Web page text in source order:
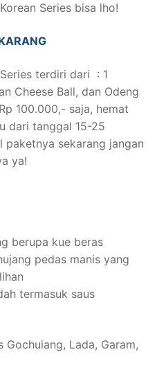
Series bisa lho!
terdiri dari : 1
Cheese Ball, dan Odeng
100.000,- saja, hemat
dari tanggal 15-25
paketnya sekarang jangan
ya!
berupa kue beras
pedas manis yang
termasuk saus
Gochuiang, Lada, Garam,